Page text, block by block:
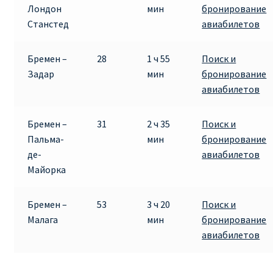
Лондон
Станстед
мин
бронирование
авиабилетов
Бремен –
Задар
28
1 ч 55
мин
Поиск и
бронирование
авиабилетов
Бремен –
Пальма-
де-
Майорка
31
2 ч 35
мин
Поиск и
бронирование
авиабилетов
Бремен –
Малага
53
3 ч 20
мин
Поиск и
бронирование
авиабилетов